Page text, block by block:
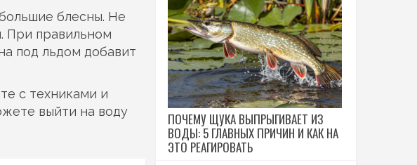
блесны. Не
При правильном
под льдом добавит
с техниками и
выйти на воду
ПОЧЕМУ ЩУКА ВЫПРЫГИВАЕТ ИЗ
ВОДЫ: 5 ГЛАВНЫХ ПРИЧИН И КАК НА
ЭТО РЕАГИРОВАТЬ